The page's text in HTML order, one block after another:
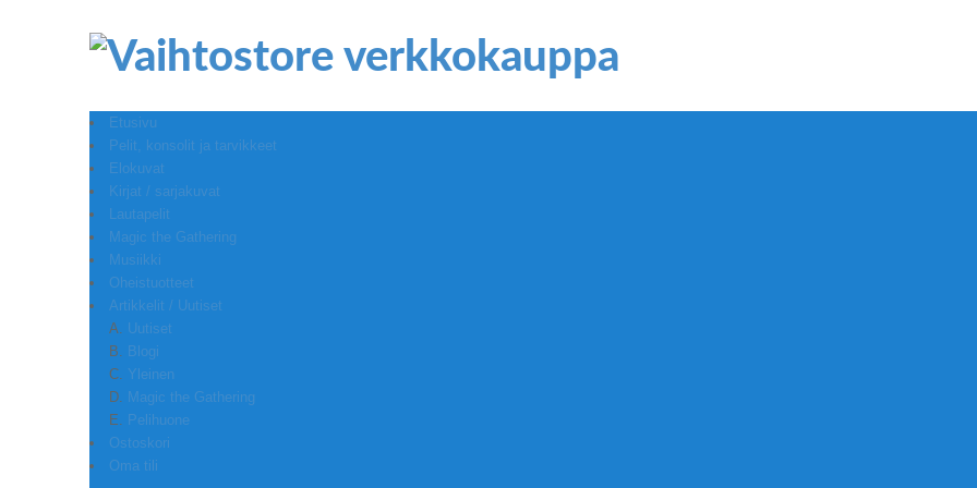
Etusivu
Pelit, konsolit ja tarvikkeet
Elokuvat
Kirjat / sarjakuvat
Lautapelit
Magic the Gathering
Musiikki
Oheistuotteet
Artikkelit / Uutiset
Uutiset
Blogi
Yleinen
Magic the Gathering
Pelihuone
Ostoskori
Oma tili